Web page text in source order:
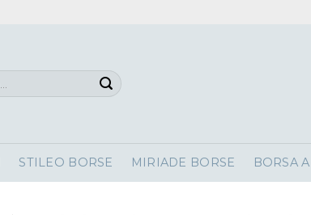
STILEO BORSE MIRIADE BORSE BORSA